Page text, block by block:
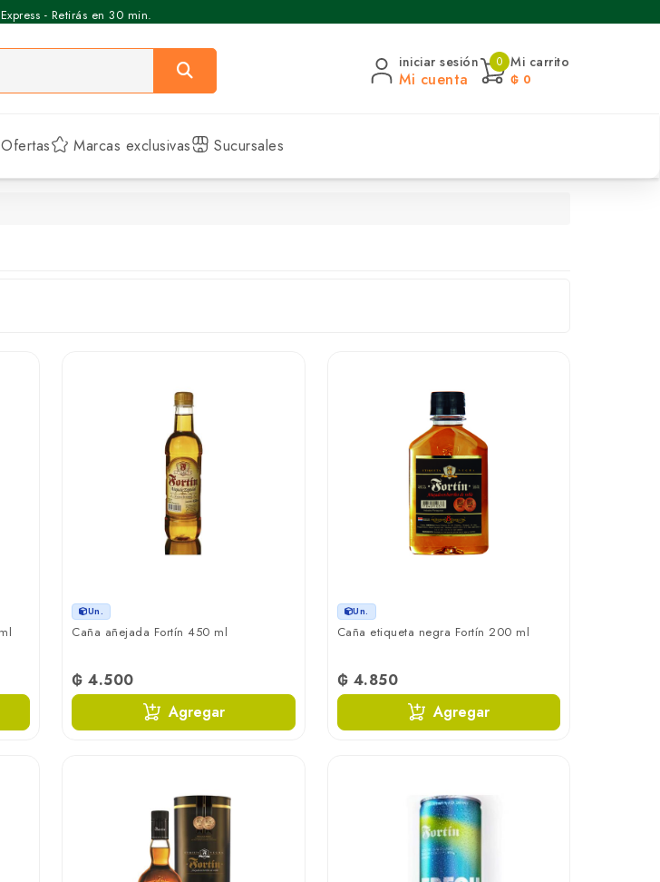
- Retirás en 30 min.
iniciar sesión
Mi cuenta
0 Mi carrito
₲ 0
Ofertas Marcas exclusivas Sucursales
Un.
Caña añejada Fortín 450 ml
₲ 4.500
Agregar
Un.
Caña etiqueta negra Fortín 200 ml
₲ 4.850
Agregar